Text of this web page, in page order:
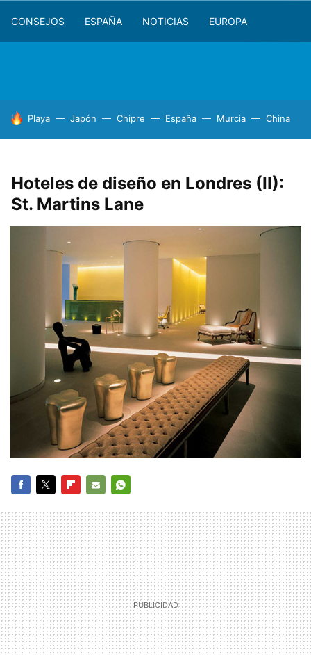
CONSEJOS ESPAÑA NOTICIAS EUROPA
HOY SE HABLA DE
Playa Japón Chipre España Murcia China
Hoteles de diseño en Londres (II):
St. Martins Lane
MAIL